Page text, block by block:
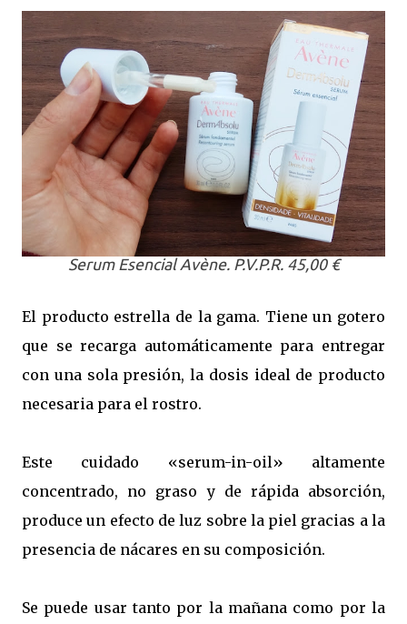
Serum Esencial Avène. P.V.P.R. 45,00 €
El producto estrella de la gama. Tiene un gotero
que se recarga automáticamente para entregar
con una sola presión, la dosis ideal de producto
necesaria para el rostro.
Este cuidado «serum-in-oil» altamente
concentrado, no graso y de rápida absorción,
produce un efecto de luz sobre la piel gracias a la
presencia de nácares en su composición.
Se puede usar tanto por la mañana como por la